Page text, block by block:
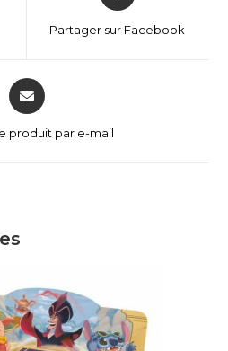
Partager sur Facebook
produit par e-mail